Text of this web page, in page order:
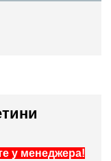
у менеджера!